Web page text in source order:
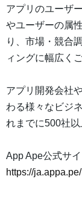
アプリのユーザ
やユーザーの属
り、市場・競合
ィングに幅広く
アプリ開発会社
わる様々なビジ
れまでに500社
App Ape公式サイ
https://ja.appa.pe/